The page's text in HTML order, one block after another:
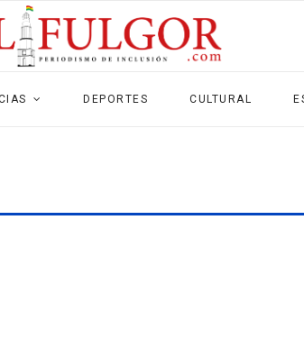
DEPORTES CULTURAL